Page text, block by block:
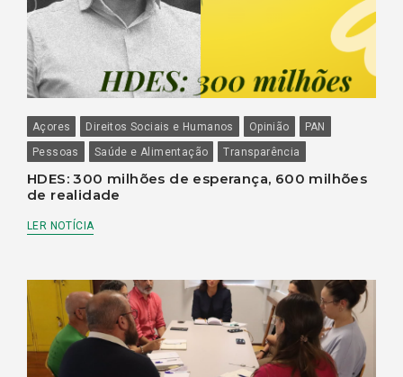
Açores Direitos Sociais e Humanos Opinião
PAN
Pessoas
Saúde e Alimentação Transparência
HDES: 300 milhões de esperança, 600 milhões
de realidade
LER NOTÍCIA